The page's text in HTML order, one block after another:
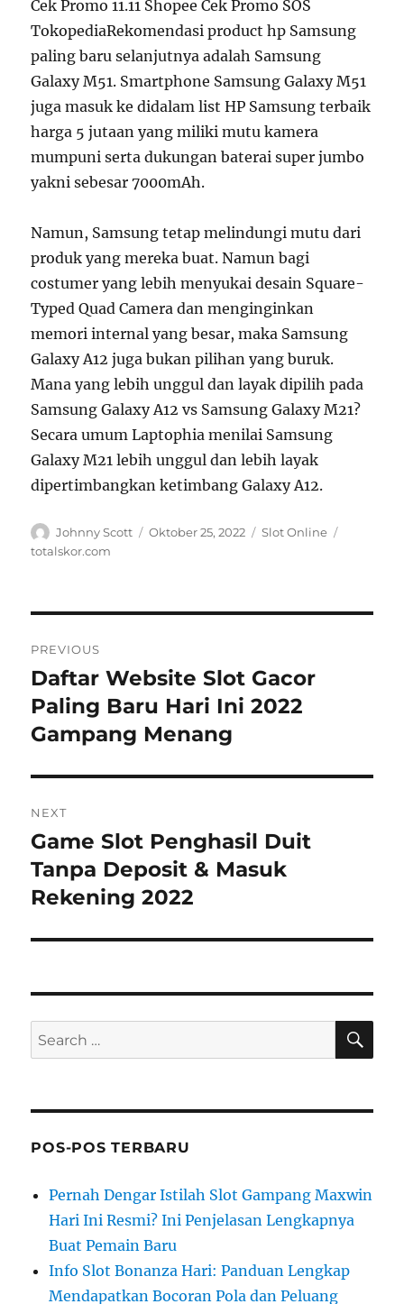
Cek Promo 11.11 Shopee Cek Promo SOS
TokopediaRekomendasi product hp Samsung
paling baru selanjutnya adalah Samsung
Galaxy M51. Smartphone Samsung Galaxy M51
juga masuk ke didalam list HP Samsung terbaik
harga 5 jutaan yang miliki mutu kamera
mumpuni serta dukungan baterai super jumbo
yakni sebesar 7000mAh.
Namun, Samsung tetap melindungi mutu dari
produk yang mereka buat. Namun bagi
costumer yang lebih menyukai desain Square-
Typed Quad Camera dan menginginkan
memori internal yang besar, maka Samsung
Galaxy A12 juga bukan pilihan yang buruk.
Mana yang lebih unggul dan layak dipilih pada
Samsung Galaxy A12 vs Samsung Galaxy M21?
Secara umum Laptophia menilai Samsung
Galaxy M21 lebih unggul dan lebih layak
dipertimbangkan ketimbang Galaxy A12.
Author
Johnny Scott
Posted
Oktober 25, 2022 Categories
Slot Online
totalskor.com
pos
PREVIOUS
Previous
post:
Daftar Website Slot Gacor
Paling Baru Hari Ini 2022
Gampang Menang
NEXT
Next
post:
Game Slot Penghasil Duit
Tanpa Deposit & Masuk
Rekening 2022
Search
for:
POS-POS TERBARU
Pernah Dengar Istilah Slot Gampang Maxwin
Hari Ini Resmi? Ini Penjelasan Lengkapnya
Buat Pemain Baru
Info Slot Bonanza Hari: Panduan Lengkap
Mendapatkan Bocoran Pola dan Peluang